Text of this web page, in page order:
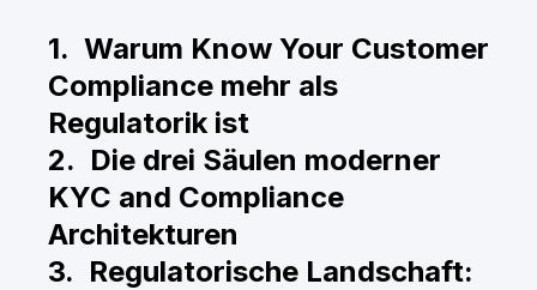
1. Warum Know Your Customer
Compliance mehr als
Regulatorik ist
2. Die drei Säulen moderner
KYC and Compliance
Architekturen
3. Regulatorische Landschaft: